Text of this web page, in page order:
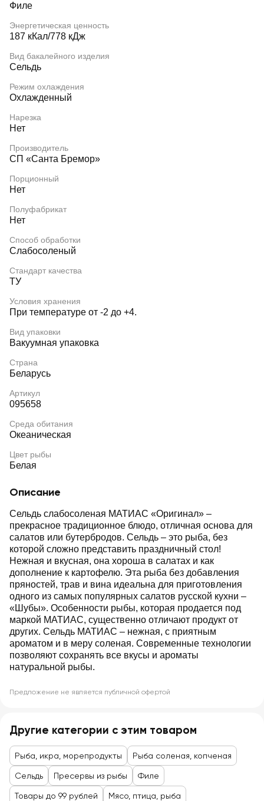
Филе
Энергетическая ценность
187 кКал/778 кДж
Вид бакалейного изделия
Сельдь
Режим охлаждения
Охлажденный
Нарезка
Нет
Производитель
СП «Санта Бремор»
Порционный
Нет
Полуфабрикат
Нет
Способ обработки
Слабосоленый
Стандарт качества
ТУ
Условия хранения
При температуре от -2 до +4.
Вид упаковки
Вакуумная упаковка
Страна
Беларусь
Артикул
095658
Среда обитания
Океаническая
Цвет рыбы
Белая
Описание
Сельдь слабосоленая МАТИАС «Оригинал» –
прекрасное традиционное блюдо, отличная основа для
салатов или бутербродов. Сельдь – это рыба, без
которой сложно представить праздничный стол!
Нежная и вкусная, она хороша в салатах и как
дополнение к картофелю. Эта рыба без добавления
пряностей, трав и вина идеальна для приготовления
одного из самых популярных салатов русской кухни –
«Шубы». Особенности рыбы, которая продается под
маркой МАТИАС, существенно отличают продукт от
других. Сельдь МАТИАС – нежная, с приятным
ароматом и в меру соленая. Современные технологии
позволяют сохранять все вкусы и ароматы
натуральной рыбы.
Предложение не является публичной офертой
Другие категории с этим товаром
Рыба, икра, морепродукты Рыба соленая, копченая
Сельдь Пресервы из рыбы Филе
Товары до 99 рублей Мясо, птица, рыба